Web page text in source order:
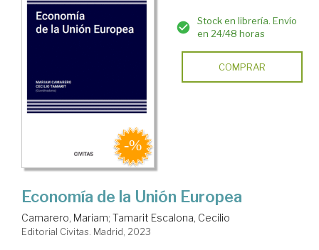
Stock en librería. Envío
en 24/48 horas
COMPRAR
Economía de la Unión Europea
Camarero, Mariam; Tamarit Escalona, Cecilio
Editorial Civitas. Madrid, 2023